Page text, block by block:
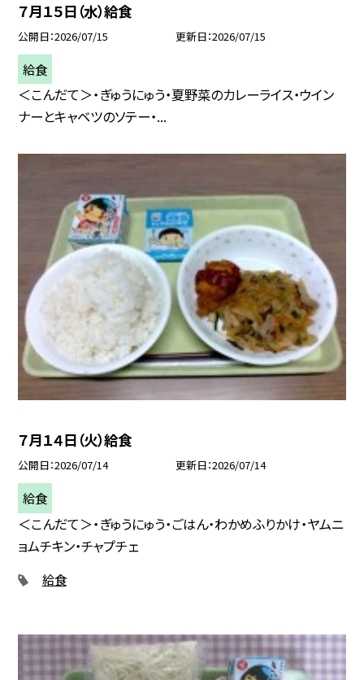
７月１５日（水）給食
公開日 2026/07/15 更新日 2026/07/15
給食
＜こんだて＞・ぎゅうにゅう・夏野菜のカレーライス・ウイン
ナーとキャベツのソテー・...
７月１４日（火）給食
公開日 2026/07/14 更新日 2026/07/14
給食
＜こんだて＞・ぎゅうにゅう・ごはん・わかめふりかけ・ヤムニ
ョムチキン・チャプチェ
給食